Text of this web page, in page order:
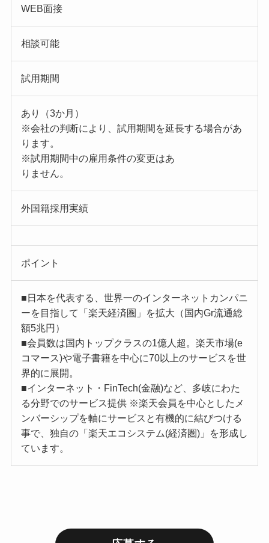
WEB面接
相談可能
試用期間
あり（3か月）
※会社の判断により、試用期間を延長する場合があ
ります。
※試用期間中の雇用条件の変更はあ
りません。
外国籍採用実績
ポイント
■日本を代表する、世界一のインターネットカンパニ
ーを目指して「楽天経済圏」を拡大（国内Gr流通総
額5兆円）
■会員数は国内トップクラスの1億人超。楽天市場(e
コマース)や電子書籍を中心に70以上のサービスを世
界的に展開。
■インターネット・FinTech(金融)など、多岐にわた
る分野でのサービス提供 ※楽天会員を中心としたメ
ンバーシップを軸にサービスと有機的に結びつける
事で、独自の「楽天エコシステム(経済圏)」を形成し
ています。